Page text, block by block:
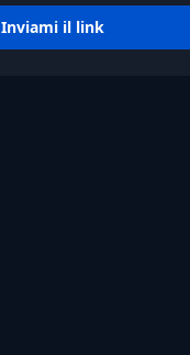
Inviami il link